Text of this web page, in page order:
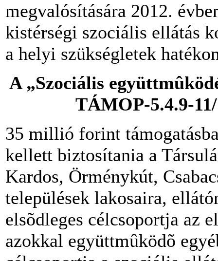
megvalósítására 2012.
kistérségi szociális ellátás
a helyi szükségletek
A „Szociális
TÁMOP-5.4.9-
35 millió forint
kellett biztosítania a
Kardos, Örménykút,
települések lakosaira,
elsõdleges célcsoportja az
azokkal együttmûködõ